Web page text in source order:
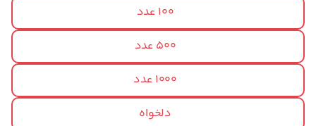
100 عدد
500 عدد
1000 عدد
دلخواه